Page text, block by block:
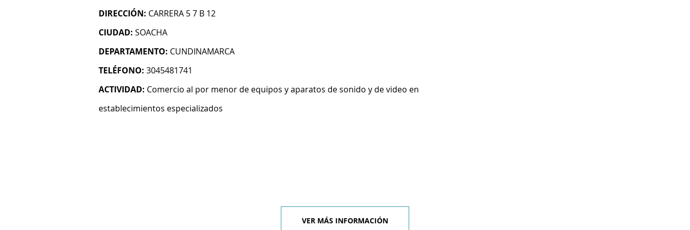
DIRECCIÓN: CARRERA 5 7 B 12
CIUDAD: SOACHA
DEPARTAMENTO: CUNDINAMARCA
TELÉFONO: 3045481741
ACTIVIDAD: Comercio al por menor de equipos y aparatos de sonido y de video en
establecimientos especializados
VER MÁS INFORMACIÓN